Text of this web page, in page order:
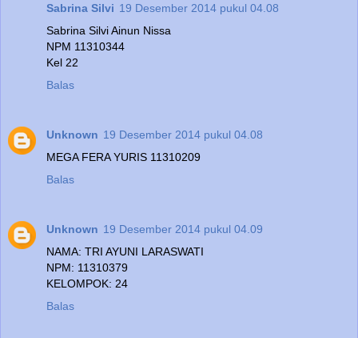
Sabrina Silvi 19 Desember 2014 pukul 04.08
Sabrina Silvi Ainun Nissa
NPM 11310344
Kel 22
Balas
Unknown 19 Desember 2014 pukul 04.08
MEGA FERA YURIS 11310209
Balas
Unknown 19 Desember 2014 pukul 04.09
NAMA: TRI AYUNI LARASWATI
NPM: 11310379
KELOMPOK: 24
Balas